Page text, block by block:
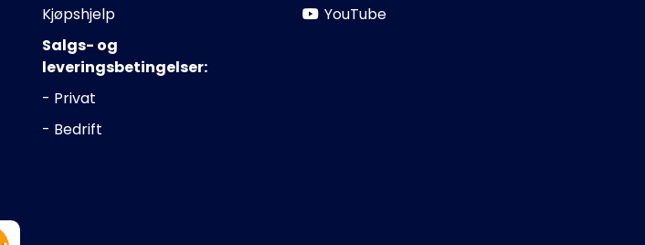
Kjøpshjelp
Salgs- og
leveringsbetingelser:
- Privat
- Bedrift
YouTube